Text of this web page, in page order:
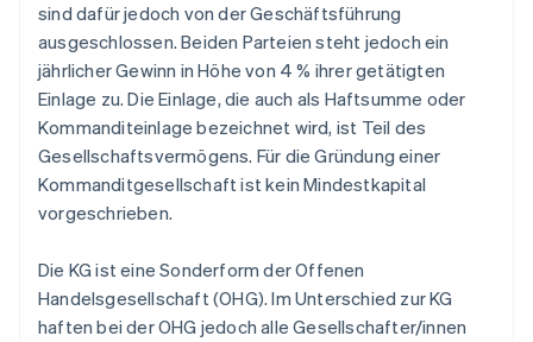
sind dafür jedoch von der Geschäftsführung
ausgeschlossen. Beiden Parteien steht jedoch ein
jährlicher Gewinn in Höhe von 4 % ihrer getätigten
Einlage zu. Die Einlage, die auch als Haftsumme oder
Kommanditeinlage bezeichnet wird, ist Teil des
Gesellschaftsvermögens. Für die Gründung einer
Kommanditgesellschaft ist kein Mindestkapital
vorgeschrieben.
Die KG ist eine Sonderform der Offenen
Handelsgesellschaft (OHG). Im Unterschied zur KG
haften bei der OHG jedoch alle Gesellschafter/innen